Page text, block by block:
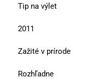
Tip na výlet
2011
Zažité v prírode
Rozhľadne